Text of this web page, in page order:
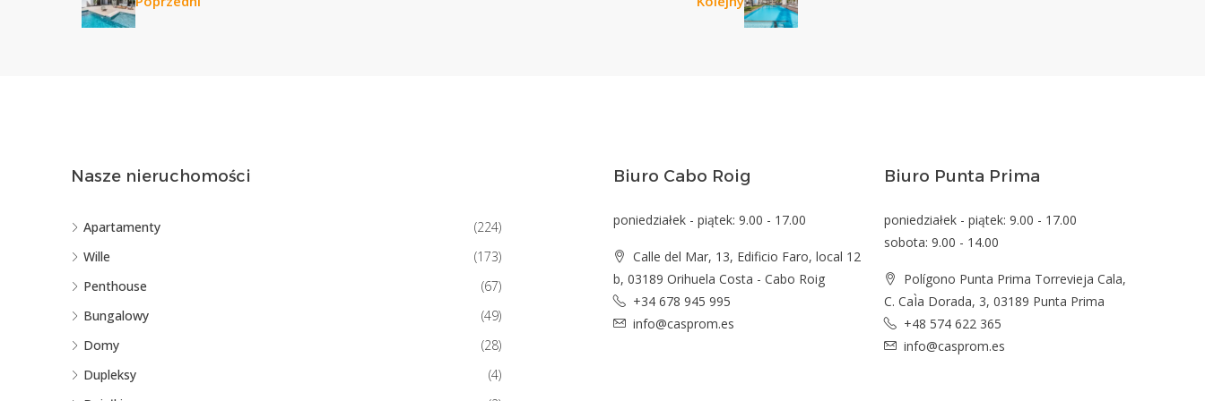
Nasze nieruchomości
Apartamenty
(224)
Wille
(173)
Penthouse
(67)
Bungalowy
(49)
Domy
(28)
Dupleksy
(4)
Biuro Cabo Roig
poniedziałek - piątek: 9.00 - 17.00
Calle del Mar, 13, Edificio Faro, local 12
b, 03189 Orihuela Costa - Cabo Roig
+34 678 945 995
info@casprom.es
Biuro Punta Prima
poniedziałek - piątek: 9.00 - 17.00
sobota: 9.00 - 14.00
Polígono Punta Prima Torrevieja Cala,
C. CaÌa Dorada, 3, 03189 Punta Prima
+48 574 622 365
info@casprom.es